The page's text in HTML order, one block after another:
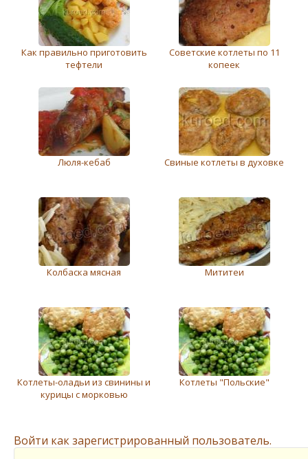
Как правильно приготовить
тефтели
Советские котлеты по 11
копеек
Люля-кебаб Свиные котлеты в духовке
Колбаска мясная Мититеи
Котлеты-оладьи из свинины и
курицы с морковью
Котлеты "Польские"
Войти как зарегистрированный пользователь.